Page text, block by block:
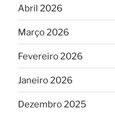
Abril 2026
Março 2026
Fevereiro 2026
Janeiro 2026
Dezembro 2025